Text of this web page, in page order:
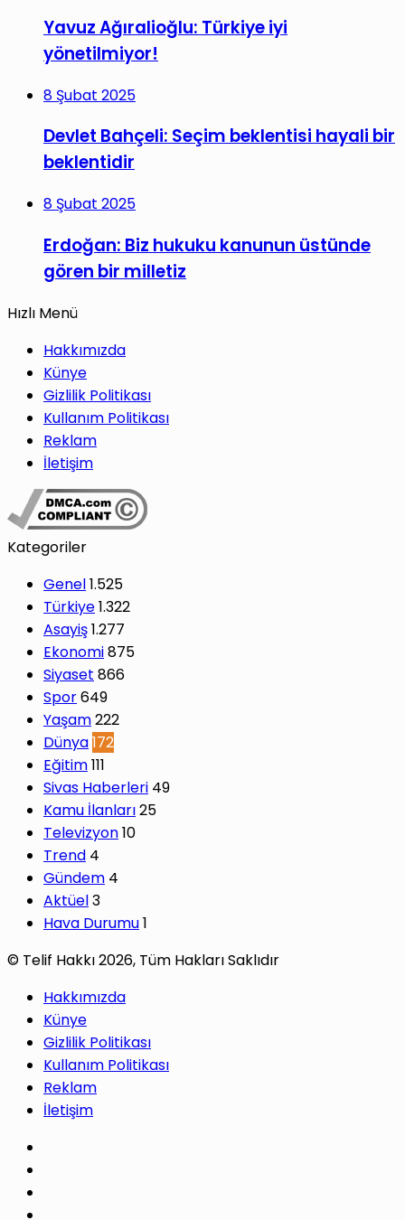
Yavuz Ağıralioğlu: Türkiye iyi
yönetilmiyor!
8 Şubat 2025
Devlet Bahçeli: Seçim beklentisi hayali bir
beklentidir
8 Şubat 2025
Erdoğan: Biz hukuku kanunun üstünde
gören bir milletiz
Hızlı Menü
Hakkımızda
Künye
Gizlilik Politikası
Kullanım Politikası
Reklam
İletişim
Kategoriler
Genel1.525
Türkiye1.322
Asayiş1.277
Ekonomi875
Siyaset 866
Spor649
Yaşam222
Dünya172
Eğitim111
Sivas Haberleri 49
Kamu İlanları25
Televizyon10
Trend 4
Gündem 4
Aktüel3
Hava Durumu1
© Telif Hakkı 2026, Tüm Hakları Saklıdır
Hakkımızda
Künye
Gizlilik Politikası
Kullanım Politikası
Reklam
İletişim